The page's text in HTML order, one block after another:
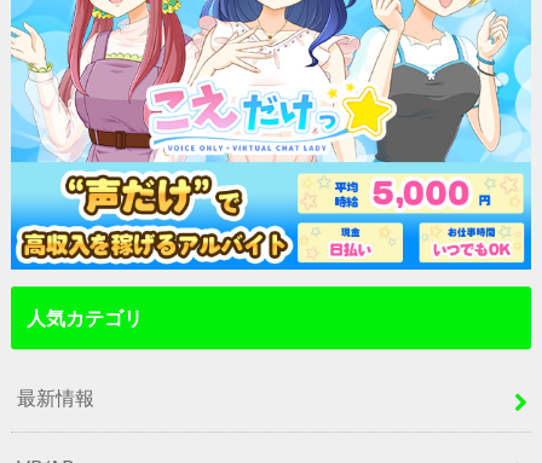
人気カテゴリ
最新情報